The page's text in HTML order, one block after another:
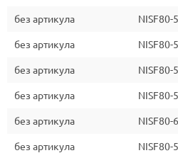
без артикула NISF80-
без артикула NISF80-
без артикула NISF80-
без артикула NISF80-
без артикула NISF80-
без артикула NISF80-